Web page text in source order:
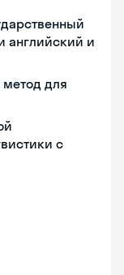
английский и
для
с